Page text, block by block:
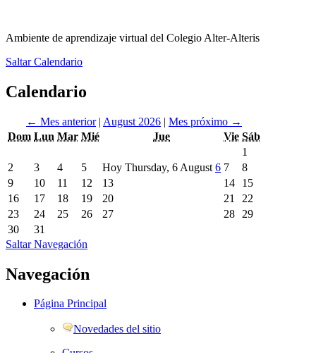
Ambiente de aprendizaje virtual del Colegio Alter-Alteris
Saltar Calendario
Calendario
← Mes anterior| August 2026 | Mes próximo →
Dom Lun Mar Mié Jue Vie Sáb
1
2
3 4 5 Hoy Thursday, 6 August 6 7
8
9
10 11 12 13 14
15
16
17 18 19 20 21
22
23
24 25 26 27 28
29
30
31
Saltar Navegación
Navegación
Página Principal
Novedades del sitio